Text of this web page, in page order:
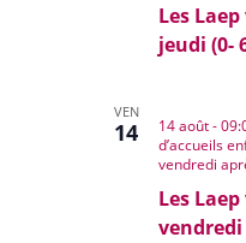
Les
jeudi (0-
VEN
14
Les
vendredi
14 août -
d’accueils
vendredi